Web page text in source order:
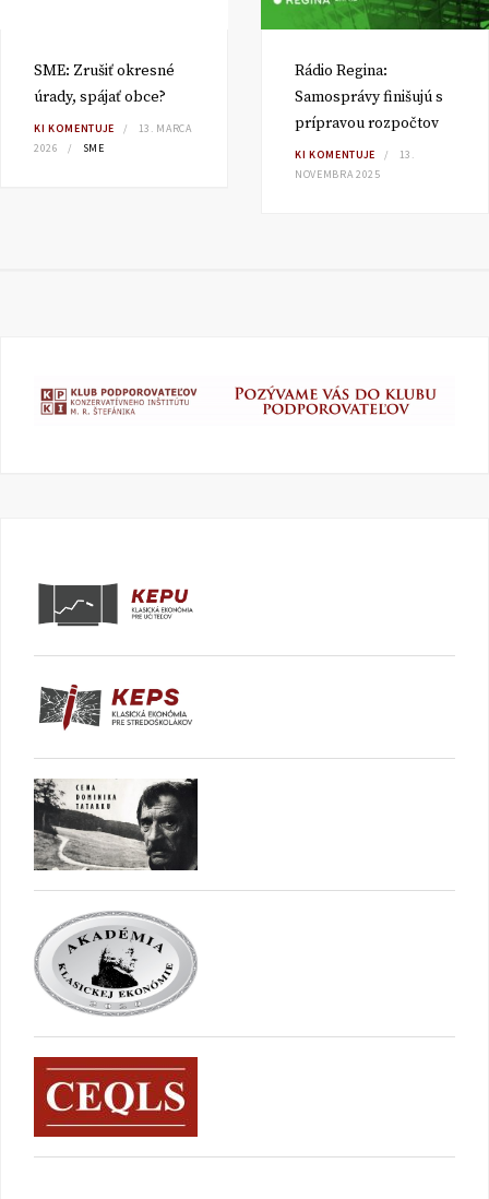
SME: Zrušiť okresné
úrady, spájať obce?
KI KOMENTUJE
13. MARCA
2026
SME
Rádio Regina:
Samosprávy finišujú s
prípravou rozpočtov
KI KOMENTUJE
13.
NOVEMBRA 2025